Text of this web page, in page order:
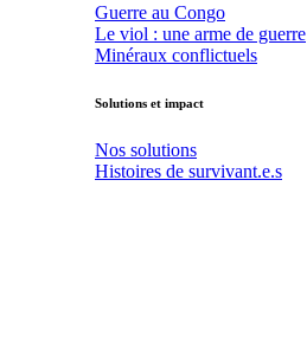
Guerre au Congo
Le viol : une arme de guerre
Minéraux conflictuels
Solutions et impact
Nos solutions
Histoires de survivant.e.s